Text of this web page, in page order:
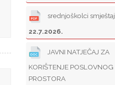
srednjoškolci smještaj
22.7.2026.
JAVNI NATJEČAJ ZA
KORIŠTENJE POSLOVNOG
PROSTORA